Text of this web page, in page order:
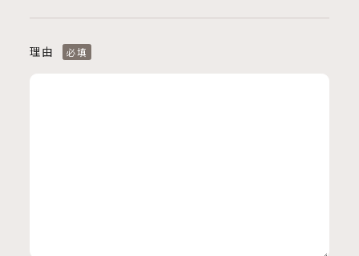
理由 必填